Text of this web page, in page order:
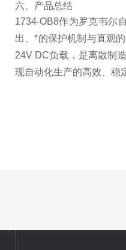
六、产品总结
1734-OB8作为罗克韦尔
出、*的保护机制与直观
24V DC负载，是离散制
现自动化生产的高效、稳